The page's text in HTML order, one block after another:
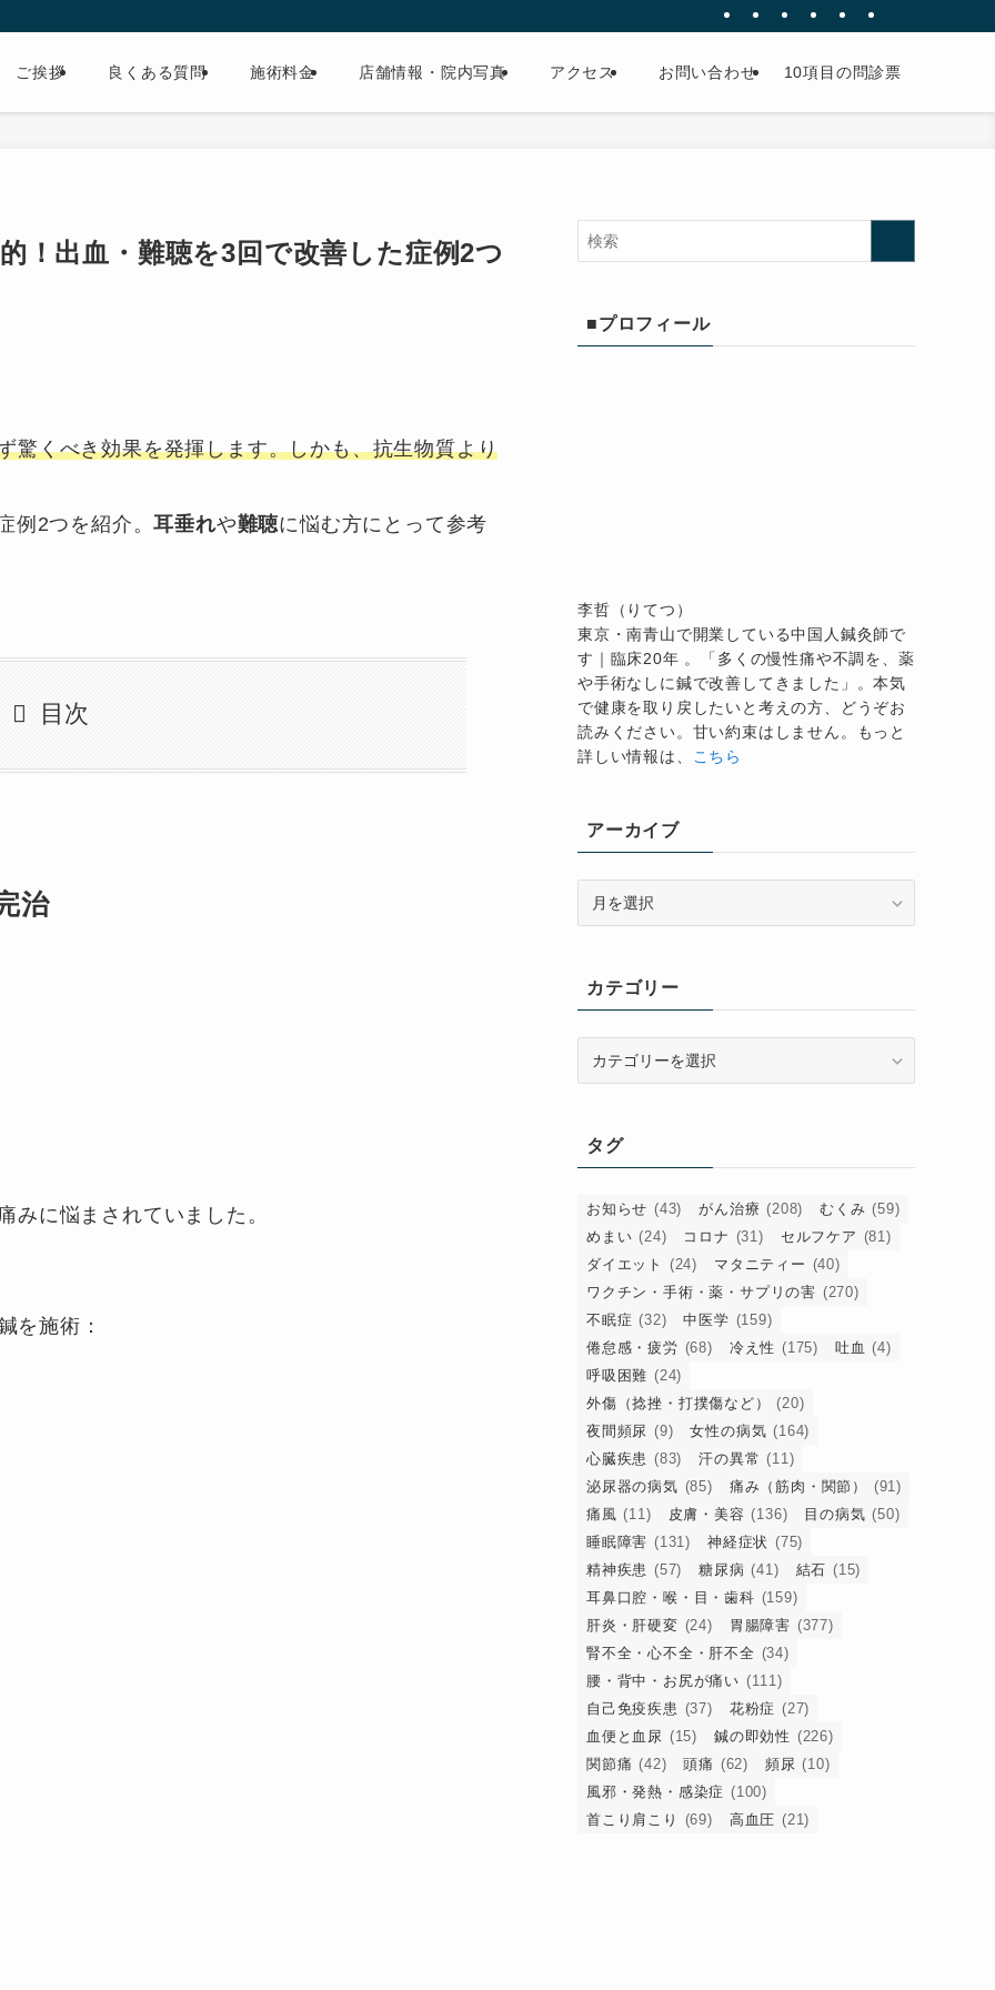
ご挨拶 良くある質問 施術料金 店舗情報・院内写真 アクセス お問い合わせ 10項目の問診票
！出血・難聴を3回で改善した症例2つ
驚くべき効果を発揮します。しかも、抗生物質より
例2つを紹介。耳垂れや難聴に悩む方にとって参考
目次
治
みに悩まされていました。
を施術：
■プロフィール
李哲（りてつ）
東京・南青山で開業している中国人鍼灸師で
す｜臨床20年 。「多くの慢性痛や不調を、薬
や手術なしに鍼で改善してきました」。本気
で健康を取り戻したいと考えの方、どうぞお
読みください。甘い約束はしません。もっと
詳しい情報は、 こちら
アーカイブ
ブカテゴリー
ータグ
お知らせ (43) がん治療 (208) むくみ (59)
めまい (24) コロナ (31) セルフケア (81)
ダイエット
(24) マタニティー (40)
ワクチン・手術・薬・サプリの害 (270)
不眠症 (32) 中医学 (159)
倦怠感・疲労 (68) 冷え性 (175) 吐血 (4)
呼吸困難 (24)
外傷（捻挫・打撲傷など）
(20)
夜間頻尿 (9) 女性の病気 (164)
心臓疾患 (83) 汗の異常 (11)
泌尿器の病気 (85) 痛み（筋肉・関節）
(91)
痛風 (11) 皮膚・美容 (136) 目の病気 (50)
睡眠障害 (131) 神経症状 (75)
精神疾患 (57) 糖尿病 (41) 結石 (15)
耳鼻口腔・喉・目・歯科 (159)
肝炎・肝硬変 (24) 胃腸障害 (377)
腎不全・心不全・肝不全 (34)
腰・背中・お尻が痛い (111)
自己免疫疾患 (37) 花粉症 (27)
血便と血尿 (15) 鍼の即効性 (226)
関節痛 (42) 頭痛 (62) 頻尿 (10)
風邪・発熱・感染症 (100)
首こり肩こり
(69) 高血圧 (21)